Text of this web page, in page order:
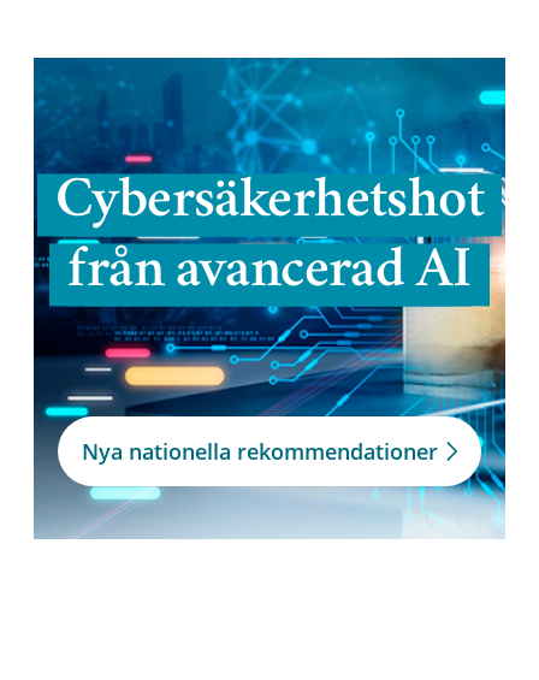
Cybersäkerhetshot
från avancerad AI
Nya nationella rekommendationer